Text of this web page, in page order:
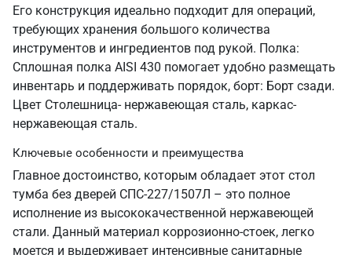
Его конструкция идеально подходит для операций,
требующих хранения большого количества
инструментов и ингредиентов под рукой. Полка:
Сплошная полка AISI 430 помогает удобно размещать
инвентарь и поддерживать порядок, борт: Борт сзади.
Цвет Столешница- нержавеющая сталь, каркас-
нержавеющая сталь.
Ключевые особенности и преимущества
Главное достоинство, которым обладает этот стол
тумба без дверей СПС-227/1507Л – это полное
исполнение из высококачественной нержавеющей
стали. Данный материал коррозионно-стоек, легко
моется и выдерживает интенсивные санитарные